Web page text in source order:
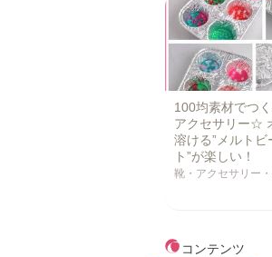
100均素材でつ
アクセサリー☆
溶ける”メルトビ
ト”が楽しい！
靴・アクセサリー
コンテンツ